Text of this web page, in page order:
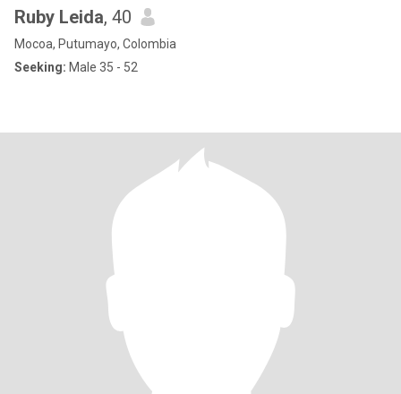
Ruby Leida, 40
Mocoa, Putumayo, Colombia
Seeking: Male 35 - 52